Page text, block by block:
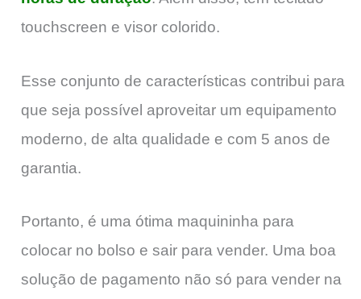
touchscreen e visor colorido.
Esse conjunto de características contribui para
que seja possível aproveitar um equipamento
moderno, de alta qualidade e com 5 anos de
garantia.
Portanto, é uma ótima maquininha para
colocar no bolso e sair para vender. Uma boa
solução de pagamento não só para vender na